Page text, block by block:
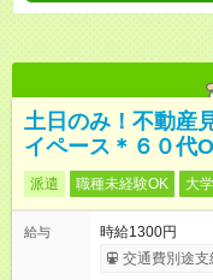
土日のみ！不動産
イペース＊６０代
派遣 職種未経験OK 大
給与
時給1300円
交通費別途支